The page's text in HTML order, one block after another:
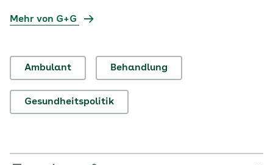
Mehr von G+G
Ambulant Behandlung
Gesundheitspolitik